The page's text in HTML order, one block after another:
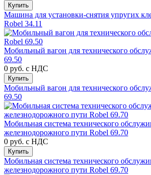
Купить
Машина для установки-снятия упругих
Robel 34.11
Мобильный вагон для технического
69.50
0 руб. с НДС
Купить
Мобильный вагон для технического
69.50
Мобильная система технического
железнодорожного пути Robel 69.70
0 руб. с НДС
Купить
Мобильная система технического
железнодорожного пути Robel 69.70